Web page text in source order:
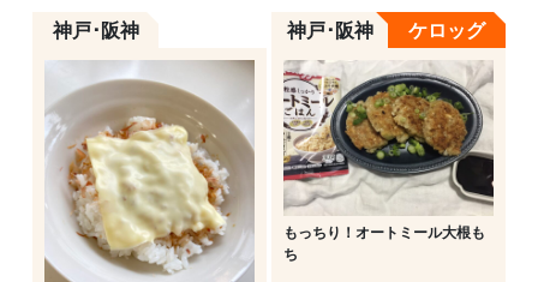
神戸･阪神 神戸･阪神 ケロッグ
もっちり！オートミール大根も
ち